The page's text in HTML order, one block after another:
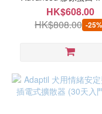
節健康咀嚼肉粒 (60
HK$608.00
HK$808.00 -25%